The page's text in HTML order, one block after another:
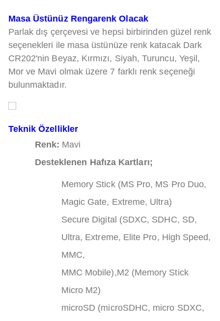
Masa Üstünüz Rengarenk Olacak
Parlak dış çerçevesi ve hepsi birbirinden güzel renk
seçenekleri ile masa üstünüze renk katacak Dark
CR202'nin Beyaz, Kırmızı, Siyah, Turuncu, Yeşil,
Mor ve Mavi olmak üzere 7 farklı renk seçeneği
bulunmaktadır.
Teknik Özellikler
Renk: Mavi
Desteklenen Hafıza Kartları;
Memory Stick (MS Pro, MS Pro Duo,
Magic Gate, Extreme, Ultra)
Secure Digital (SDXC, SDHC, SD,
Ultra, Extreme, Elite Pro, High Speed,
MMC,
MMC Mobile),M2 (Memory Stick
Micro M2)
microSD (microSDHC, micro SDXC,